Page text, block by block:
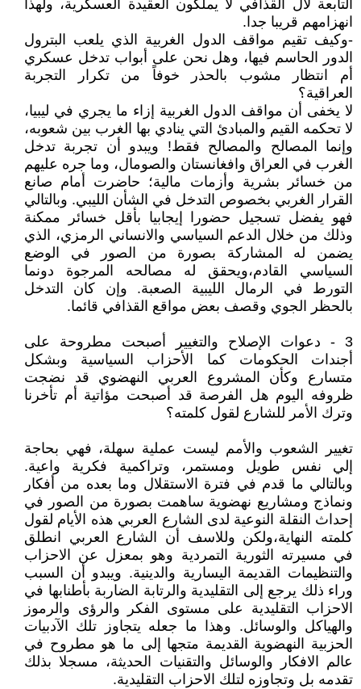
التابعة لآل القذافي لا يملكون العقيدة العسكرية، ولهذا
انهزامهم قريبا جدا.
-وكيف تقيم مواقف الدول الغربية الذي يلعب البترول
الدور الحاسم فيها، وهل نحن على أبواب تدخل عسكري
أم انتظار مشوب بالحذر خوفاً من تكرار التجربة
العراقية؟
لا يخفى أن مواقف الدول الغربية إزاء ما يجري في ليبيا،
لا تحكمه القيم والمبادئ التي ينادي بها الغرب بين شعوبه،
وإنما المصالح والمصالح فقط! ويبدو أن تجربة تدخل
الغرب في العراق وافغانستان والصومال، وما جره عليهم
من خسائر بشرية وأزمات مالية؛ حاضرت أمام صانع
القرار الغربي بخصوص التدخل في الشأن الليبي. وبالتالي
فهو يفضل تسجيل حضورا إيجابيا بأقل خسائر ممكنة
وذلك من خلال الدعم السياسي والانساني الرمزي، الذي
يضمن له المشاركة بصورة من الصور في الوضع
السياسي القادم،ويحقق له مصالحه المرجوة دونما
التورط في الرمال الليبية الصعبة. وإن كان التدخل
بالحظر الجوي وقصف بعض مواقع القذافي قائما.
3 - دعوات الإصلاح والتغيير أصبحت مطروحة على
أجندات الحكومات كما الأحزاب السياسية وبشكل
متسارع وكأن المشروع العربي النهضوي قد نضجت
ظروفه اليوم هل الفرصة قد أصبحت مؤاتية أم تأخرنا
وترك الأمر للشارع لقول كلمته؟
تغيير الشعوب والأمم ليست عملية سهلة، فهي بحاجة
إلي نفس طويل ومستمر، وتراكمية فكرية واعية.
وبالتالي ما قدم في فترة الاستقلال وما بعده من أفكار
ونماذج ومشاريع نهضوية ساهمت بصورة من الصور في
إحداث النقلة النوعية لدى الشارع العربي هذه الأيام لقول
كلمته النهاية،ولكن وللاسف أن الشارع العربي انطلق
في مسيرته الثورية التمردية وهو بمعزل عن الاحزاب
والتنظيمات القديمة اليسارية والدينية. ويبدو أن السبب
وراء ذلك يرجع إلى التقليدية والرتابة الضاربة بأطنابها في
الاحزاب التقليدية على مستوى الفكر والرؤى والرموز
والهياكل والوسائل. وهذا ما جعله يتجاوز تلك الآدبيات
الحزبية النهضوية القديمة متجها إلى ما هو مطروح في
عالم الافكار والوسائل والتقنيات الحديثة، مسجلا بذلك
تقدمه بل وتجاوزه لتلك الاحزاب التقليدية.